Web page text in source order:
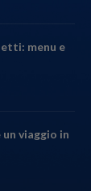
menu e
viaggio in